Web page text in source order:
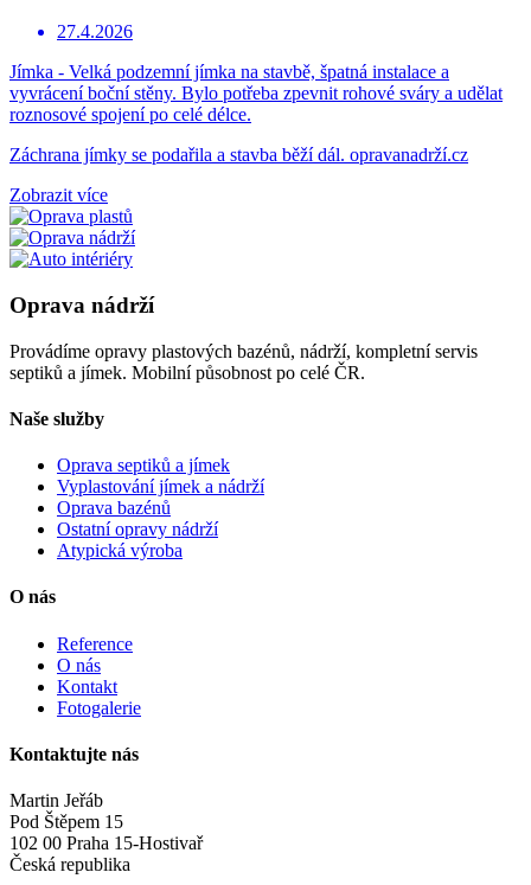
27.4.2026
Jímka - Velká podzemní jímka na stavbě, špatná instalace a
vyvrácení boční stěny. Bylo potřeba zpevnit rohové sváry a udělat
roznosové spojení po celé délce.
Záchrana jímky se podařila a stavba běží dál. opravanadrží.cz
Zobrazit více
Oprava nádrží
Provádíme opravy plastových bazénů, nádrží, kompletní servis
septiků a jímek. Mobilní působnost po celé ČR.
Naše služby
Oprava septiků a jímek
Vyplastování jímek a nádrží
Oprava bazénů
Ostatní opravy nádrží
Atypická výroba
O nás
Reference
O nás
Kontakt
Fotogalerie
Kontaktujte nás
Martin Jeřáb
Pod Štěpem 15
102 00 Praha 15-Hostivař
Česká republika